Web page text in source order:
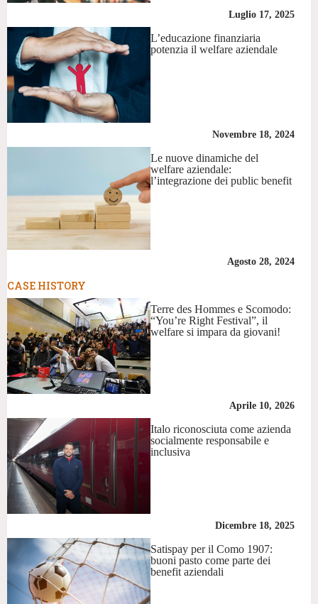
Luglio 17, 2025
L’educazione finanziaria
potenzia il welfare aziendale
Novembre 18, 2024
Le nuove dinamiche del
welfare aziendale:
l’integrazione dei public benefit
Agosto 28, 2024
CASE HISTORY
Terre des Hommes e Scomodo:
“You’re Right Festival”, il
welfare si impara da giovani!
Aprile 10, 2026
Italo riconosciuta come azienda
socialmente responsabile e
inclusiva
Dicembre 18, 2025
Satispay per il Como 1907:
buoni pasto come parte dei
benefit aziendali